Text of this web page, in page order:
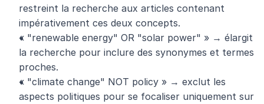
restreint la recherche aux articles contenant
impérativement ces deux concepts.
« "renewable energy" OR "solar power" » → élargit
la recherche pour inclure des synonymes et termes
proches.
« "climate change" NOT policy » → exclut les
aspects politiques pour se focaliser uniquement sur